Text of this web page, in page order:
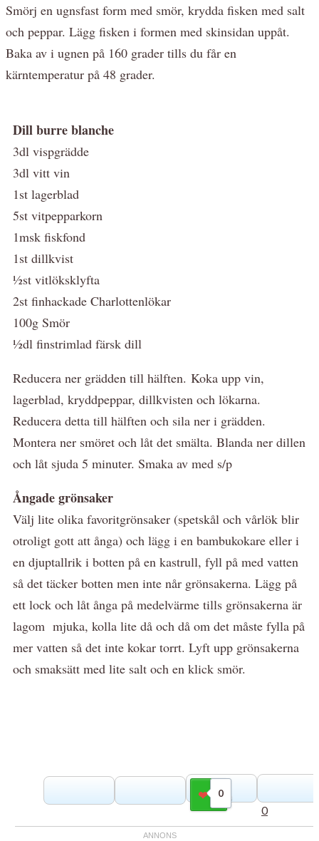
Smörj en ugnsfast form med smör, krydda fisken med salt
och peppar. Lägg fisken i formen med skinsidan uppåt.
Baka av i ugnen på 160 grader tills du får en
kärntemperatur på 48 grader.
Dill burre blanche
3dl vispgrädde
3dl vitt vin
1st lagerblad
5st vitpepparkorn
1msk fiskfond
1st dillkvist
½st vitlöksklyfta
2st finhackade Charlottenlökar
100g Smör
½dl finstrimlad färsk dill
Reducera ner grädden till hälften. Koka upp vin,
lagerblad, kryddpeppar, dillkvisten och lökarna.
Reducera detta till hälften och sila ner i grädden.
Montera ner smöret och låt det smälta. Blanda ner dillen
och låt sjuda 5 minuter. Smaka av med s/p
Ångade grönsaker
Välj lite olika favoritgrönsaker (spetskål och vårlök blir
otroligt gott att ånga) och lägg i en bambukokare eller i
en djuptallrik i botten på en kastrull, fyll på med vatten
så det täcker botten men inte når grönsakerna. Lägg på
ett lock och låt ånga på medelvärme tills grönsakerna är
lagom mjuka, kolla lite då och då om det måste fylla på
mer vatten så det inte kokar torrt. Lyft upp grönsakerna
och smaksätt med lite salt och en klick smör.
0
Gilla
0